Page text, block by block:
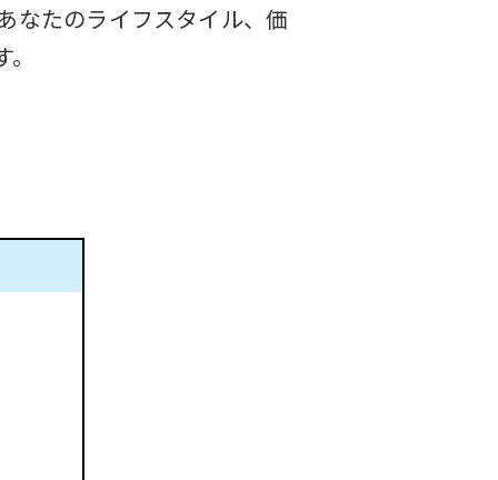
なたのライフスタイル、価